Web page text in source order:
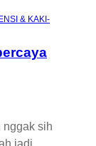
& KAKI-
nggak sih